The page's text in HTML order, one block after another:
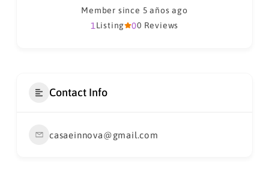
Member since 5 años ago
00 Reviews
1Listing
Contact Info
casaeinnova@gmail.com